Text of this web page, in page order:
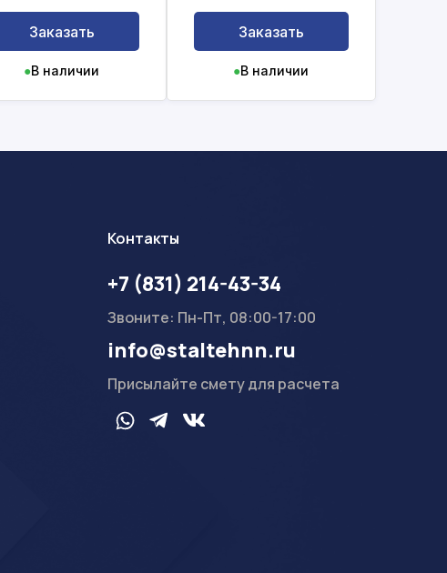
Заказать
●В наличии
Заказать
●В наличии
Контакты
+7 (831) 214-43-34
Звоните: Пн-Пт, 08:00-17:00
info@staltehnn.ru
Присылайте смету для расчета